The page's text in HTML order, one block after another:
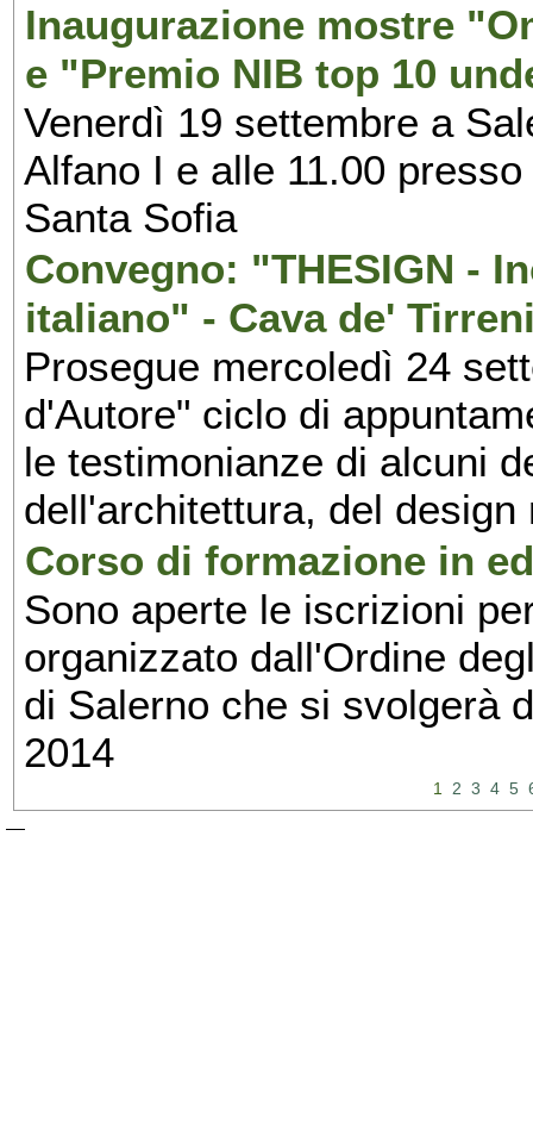
Inaugurazione mostre
e "Premio NIB top 10
Venerdì 19 settembre a
Alfano I e alle 11.00
Santa Sofia
Convegno: "THESIGN -
italiano" - Cava de'
Prosegue mercoledì 24
d'Autore" ciclo di
le testimonianze di alcuni
dell'architettura, del
Corso di formazione in
Sono aperte le iscrizioni
organizzato dall'Ordine
di Salerno che si svolgerà
2014
1 2 3 4 5